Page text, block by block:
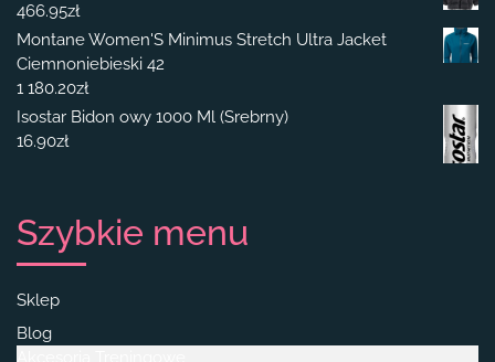
466.95zł
Montane Women'S Minimus Stretch Ultra Jacket
Ciemnoniebieski 42
1 180.20zł
Isostar Bidon owy 1000 Ml (Srebrny)
16.90zł
Szybkie menu
Sklep
Blog